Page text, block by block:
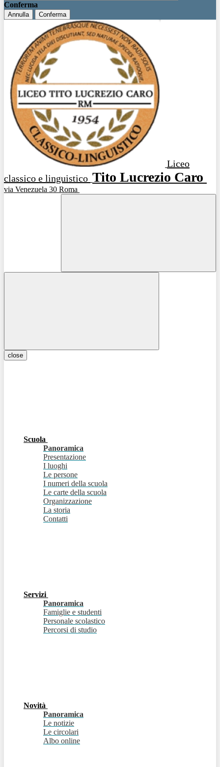
Conferma
Annulla Conferma
Liceo
classico e linguistico Tito Lucrezio Caro
via Venezuela 30 Roma
close
Scuola
Panoramica
Presentazione
I luoghi
Le persone
I numeri della scuola
Le carte della scuola
Organizzazione
La storia
Contatti
Servizi
Panoramica
Famiglie e studenti
Personale scolastico
Percorsi di studio
Novità
Panoramica
Le notizie
Le circolari
Albo online